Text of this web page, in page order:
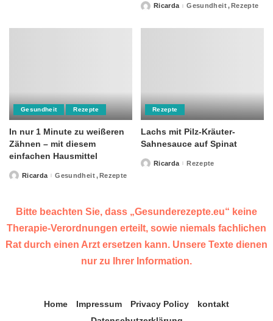
PostedRicarda Gesundheit Rezepte
Gesundheit Rezepte
In nur 1 Minute zu weißeren
Zähnen – mit diesem
einfachen Hausmittel
PostedRicarda Gesundheit Rezepte
Rezepte
Lachs mit Pilz-Kräuter-
Sahnesauce auf Spinat
PostedRicarda Rezepte
Bitte beachten Sie, dass „Gesunderezepte.eu“ keine
Therapie-Verordnungen erteilt, sowie niemals fachlichen
Rat durch einen Arzt ersetzen kann. Unsere Texte dienen
nur zu Ihrer Information.
Home Impressum Privacy Policy
kontakt